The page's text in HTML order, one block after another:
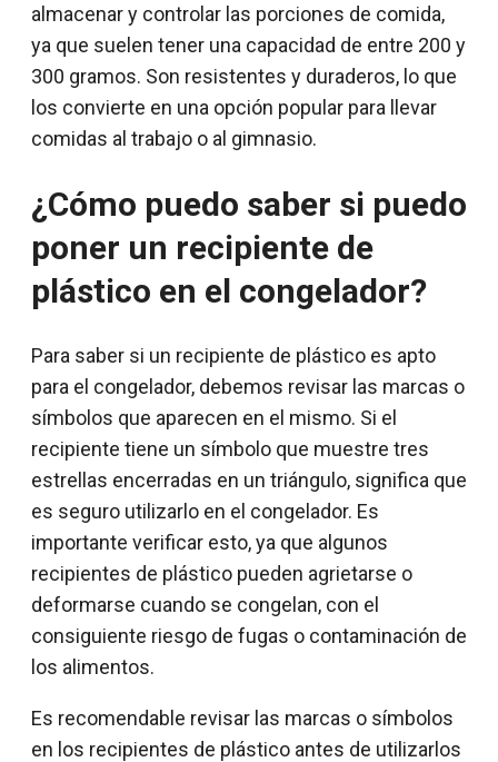
almacenar y controlar las porciones de comida,
ya que suelen tener una capacidad de entre 200 y
300 gramos. Son resistentes y duraderos, lo que
los convierte en una opción popular para llevar
comidas al trabajo o al gimnasio.
¿Cómo puedo saber si puedo
poner un recipiente de
plástico en el congelador?
Para saber si un recipiente de plástico es apto
para el congelador, debemos revisar las marcas o
símbolos que aparecen en el mismo. Si el
recipiente tiene un símbolo que muestre tres
estrellas encerradas en un triángulo, significa que
es seguro utilizarlo en el congelador. Es
importante verificar esto, ya que algunos
recipientes de plástico pueden agrietarse o
deformarse cuando se congelan, con el
consiguiente riesgo de fugas o contaminación de
los alimentos.
Es recomendable revisar las marcas o símbolos
en los recipientes de plástico antes de utilizarlos